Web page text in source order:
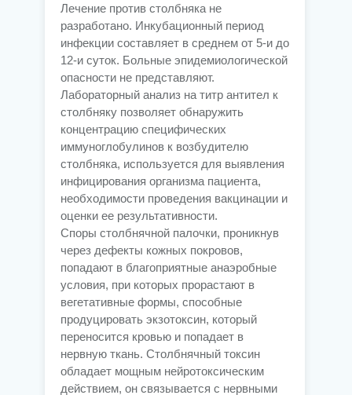
Лечение против столбняка не
разработано. Инкубационный период
инфекции составляет в среднем от 5-и до
12-и суток. Больные эпидемиологической
опасности не представляют.
Лабораторный анализ на титр антител к
столбняку позволяет обнаружить
концентрацию специфических
иммуноглобулинов к возбудителю
столбняка, используется для выявления
инфицирования организма пациента,
необходимости проведения вакцинации и
оценки ее результативности.
Споры столбнячной палочки, проникнув
через дефекты кожных покровов,
попадают в благоприятные анаэробные
условия, при которых прорастают в
вегетативные формы, способные
продуцировать экзотоксин, который
переносится кровью и попадает в
нервную ткань. Столбнячный токсин
обладает мощным нейротоксическим
действием, он связывается с нервными